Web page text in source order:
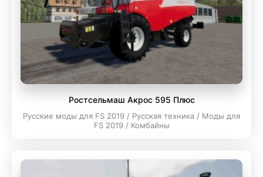
Ростсельмаш Акрос 595 Плюс
Русские моды для FS 2019 / Русская техника / Моды для
FS 2019 / Комбайны